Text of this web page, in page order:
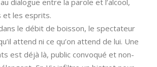
dialogue entre la parole et l’alcool,
et les esprits.
le débit de boisson, le spectateur
attend ni ce qu’on attend de lui. Une
est déjà là, public convoqué et non-